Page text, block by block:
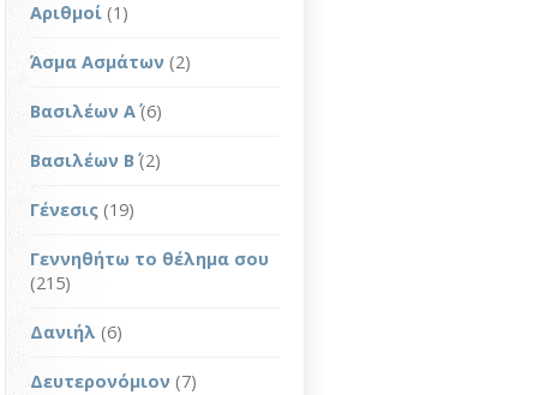
Αριθμοί (1)
Άσμα Ασμάτων (2)
Βασιλέων Α΄(6)
Βασιλέων Β΄ (2)
Γένεσις (19)
Γεννηθήτω το θέλημα σου
(215)
Δανιήλ (6)
Δευτερονόμιον (7)